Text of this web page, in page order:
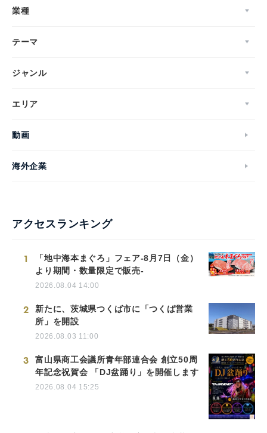
業種
テーマ
ジャンル
エリア
動画
海外企業
アクセスランキング
1
「地中海本まぐろ」フェア-8月7日（金）
より期間・数量限定で販売-
2026.08.04 14:00
2
新たに、茨城県つくば市に「つくば営業
所」を開設
2026.08.03 11:00
3
富山県商工会議所青年部連合会 創立50周
年記念祝賀会 「DJ盆踊り」を開催します
2026.08.04 15:25